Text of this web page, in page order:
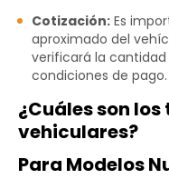
Cotización: Es
aproximado del
verificará la
condiciones de pago.
¿Cuáles son
vehiculares?
Para Modelos